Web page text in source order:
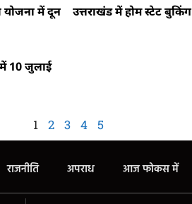
योजना में दून
उत्तराखंड में होम स्टेट
10 जुलाई
1 2 3 4 5
राजनीति अपराध आज फोकस में